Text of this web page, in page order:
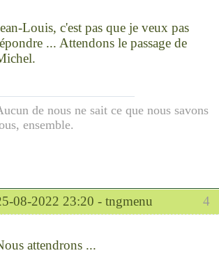
Louis, c'est pas que je veux pas
... Attendons le passage de
de nous ne sait ce que nous savons
ensemble.
4
08-2022 23:20 - tngmenu
attendrons ...